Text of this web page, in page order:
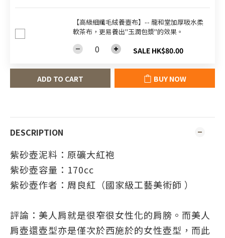
【高級細纖毛絨養壺布】-- 龍和堂加厚吸水柔
軟茶布，更易養出"玉潤包漿"的效果。
SALE HK$80.00
ADD TO CART BUY NOW
DESCRIPTION
紫砂壺泥料：原礦大紅袍
紫砂壺容量：170cc
紫砂壺作者：周良紅（國家級工藝美術師 ）
評論：美人肩就是很窄很女性化的肩膀。而美人
肩壺還壺型亦是僅次於西施於的女性壺型，而此